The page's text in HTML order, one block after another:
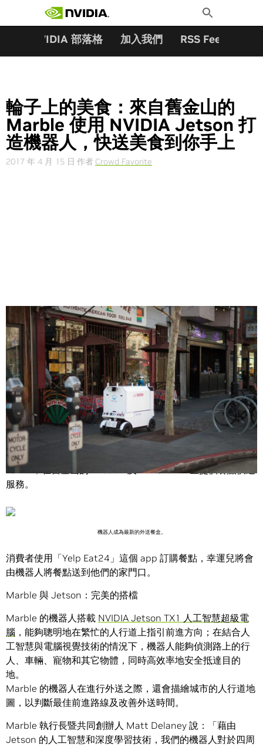
Toggle
Search
NVIDIA 部落格 加入我們 RSS Feeds
輪子上的美食：來自舊金山的
Marble 使用 NVIDIA Jetson 打
造機器人，快送美食到你手上
2017 年 4 月 15 日 作者 Crowd Favorite
Share
來自舊金山的新創公司 Marble 以嶄新方式，將餐點送到你
的手上。
這家自動陸運機器人製造商發表首個快遞機器人 Yelp
Eat24，在舊金山的 Mission 及 Potrero Hill 區提供餐點快送
服務。
機器人成為最新的外送餐盒。
消費者使用「Yelp Eat24」這個 app 訂購餐點，幸運兒將會
由機器人將餐點送到他們的家門口。
Marble 與 Jetson：完美的搭檔
Marble 的機器人搭載 NVIDIA Jetson TX1 人工智慧超級電
腦 ，能夠聰明地在繁忙的人行道上指引前進方向；在結合人
工智慧與電腦視覺技術的情況下，機器人能夠偵測路上的行
人、車輛、寵物和其它物體，同時高效率地安全抵達目的
地。
Marble 的機器人在進行外送之際，還會描繪城市的人行道地
圖，以判斷最佳前進路線及改善外送時間。
Marble 執行長暨共同創辦人 Matt Delaney 說：「藉由
Jetson 的人工智慧和深度學習技術，我們的機器人對於四周